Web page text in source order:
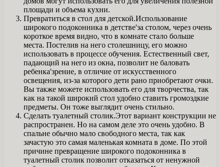
площади и объема кухни.
Превратиться в стол для детской.Использование
широкого подоконника в детстве'за столом, через очень
короткое время видно, что в комнате стало больше
места. Постелив на него столешницу, его можно
использовать в процессе обучения. Естественный свет,
падающий на него из окна, позволит не баловать
ребенка'зрение, в отличие от искусственного
освещения, из-за которого дети рано приобретают очки.
Вы также можете использовать его для творчества, так
как на такой широкий стол удобно ставить громоздкие
предметы. Он тоже выглядит очень стильно.
Сделать туалетный столик.Этот вариант конструкции не
распространен. Но на самом деле это очень удобно. В
спальне обычно мало свободного места, так как
зачастую это самая маленькая комната в доме. По этой
причине превращение широкого подоконника в
туалетный столик позволит отказаться от ненужной